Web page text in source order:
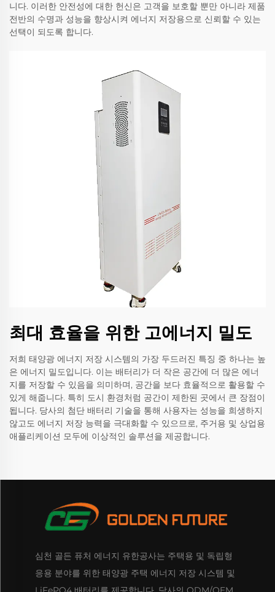
니다. 이러한 안전성에 대한 헌신은 고객을 보호할 뿐만 아니라 제품
전반의 수명과 성능을 향상시켜 에너지 저장용으로 신뢰할 수 있는
선택이 되도록 합니다.
최대 효율을 위한 고에너지 밀도
저희 태양광 에너지 저장 시스템의 가장 두드러진 특징 중 하나는 높
은 에너지 밀도입니다. 이는 배터리가 더 작은 공간에 더 많은 에너
지를 저장할 수 있음을 의미하며, 공간을 보다 효율적으로 활용할 수
있게 해줍니다. 특히 도시 환경처럼 공간이 제한된 곳에서 큰 장점이
됩니다. 당사의 첨단 배터리 기술을 통해 사용자는 성능을 희생하지
않고도 에너지 저장 능력을 극대화할 수 있으므로, 주거용 및 상업용
애플리케이션 모두에 이상적인 솔루션을 제공합니다.
심천 골든 퓨처 에너지 유한공사는 주택용 및 독립형
응용 분야를 위한 태양광 주택 에너지 저장 시스템 및